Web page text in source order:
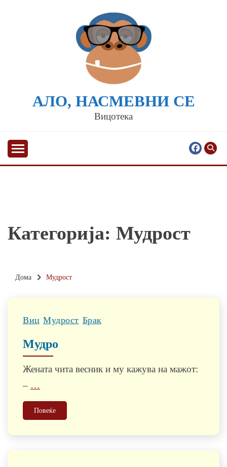
АЛО, НАСМЕВНИ СЕ
Вицотека
Категорија: Мудрост
Дома Мудрост
Виц Мудрост Брак
Мудро
Жената чита весник и му кажува на мажот:
– …
Повеќе